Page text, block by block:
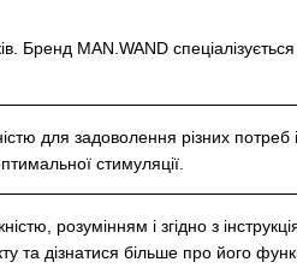
Бренд MAN.WAND
для задоволення різних потреб
стимуляції.
розумінням і згідно з
дізнатися більше про його